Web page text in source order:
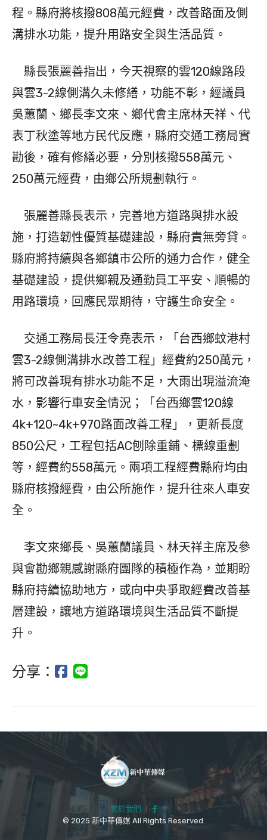
程。縣府將核撥808萬元經費，改善路面及側
溝排水功能，提升用路安全與生活品質。
縣長張麗善指出，今天視察的雲120線路段
與雲3-2線側溝久未修繕，功能不彰，經議員
吳蕙蘭、鄉長李文來、鄉代會主席林天祥、代
表丁秋塗等地方民代反應，縣府交通工務局實
勘後，確有修繕必要，分別核撥558萬元、
250萬元經費，由鄉公所規劃執行。
張麗善縣長表示，完善地方道路與排水設
施，打造韌性優質基礎建設，縣府責無旁貸。
縣府將持續與各鄉鎮市公所的通力合作，健全
基礎建設，提供鄉親及通勤員工平安、順暢的
用路環境，回應民眾期待，守護生命安全。
交通工務局長汪令堯表示，「台西鄉蚊港村
雲3-2線側溝排水改善工程」經費約250萬元，
將可改善現有排水功能不足，大雨出現溢流淹
水，影響行車安全情況；「台西鄉雲120線
4k+120~4k+970路面改善工程」，更新長度
850公尺，工程包括AC刨除重鋪、標線重劃
等，經費約558萬元。兩項工程經費縣府均由
縣府核撥經費，由公所施作，提升往來人車安
全。
李文來鄉長、吳蕙蘭議員、林天祥主席及參
與會勘鄉親感謝縣府團隊的積極作為，並期盼
縣府持續協助地方，或向中央爭取經費改善基
層建設，讓地方道路環境與生活品質不斷提
升。
分享：
關於我們
｜
© 2025 新中華傳媒 All Rights Reserved.